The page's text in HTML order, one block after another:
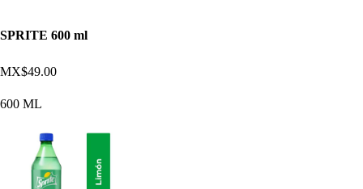
SPRITE 600 ml
MX$49.00
600 ML